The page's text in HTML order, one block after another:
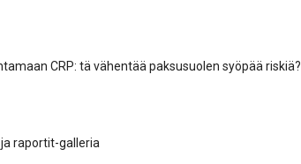
CRP: tä vähentää paksusuolen syöpää riskiä?
raportit-galleria